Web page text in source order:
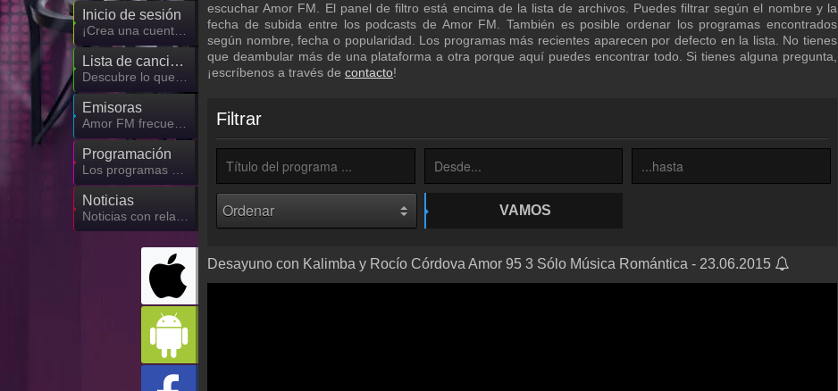
Inicio de sesión
Lista de canciones
Emisoras
Programación
Noticias
escuchar Amor FM. El panel de filtro está encima de la lista de archivos. Puedes filtrar según el nombre y la
fecha de subida entre los podcasts de Amor FM. También es posible ordenar los programas encontrados
según nombre, fecha o popularidad. Los programas más recientes aparecen por defecto en la lista. No tienes
que deambular más de una plataforma a otra porque aquí puedes encontrar todo. Si tienes alguna pregunta,
¡escríbenos a través de contacto!
Filtrar
VAMOS
Desayuno con Kalimba y Rocío Córdova Amor 95 3 Sólo Música Romántica - 23.06.2015